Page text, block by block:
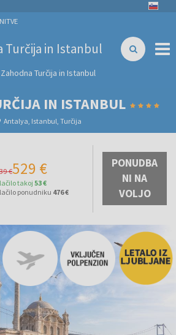
Turčija in Istanbul
Zahodna Turčija in Istanbul
IN ISTANBUL
Antalya, Istanbul, Turčija
€529 €
takoj 53 €
ponudniku 476 €
PONUDBA
NI NA
VOLJO